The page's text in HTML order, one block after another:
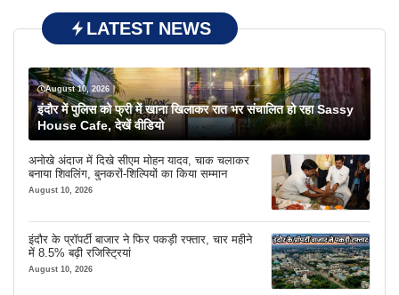
LATEST NEWS
August 10, 2026
इंदौर में पुलिस को फ्री में खाना खिलाकर रात भर संचालित हो रहा Sassy
House Cafe, देखें वीडियो
अनोखे अंदाज में दिखे सीएम मोहन यादव, चाक चलाकर
बनाया शिवलिंग, बुनकरों-शिल्पियों का किया सम्मान
August 10, 2026
इंदौर के प्रॉपर्टी बाजार ने फिर पकड़ी रफ्तार, चार महीने
में 8.5% बढ़ी रजिस्ट्रियां
August 10, 2026